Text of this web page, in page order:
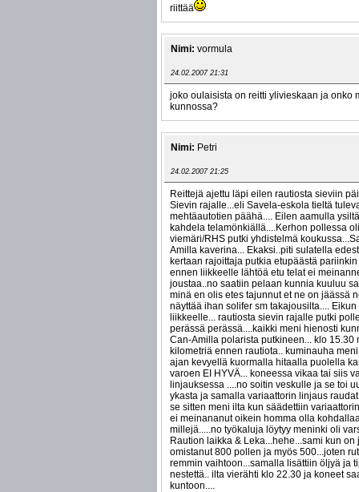
riittää
Nimi: vormula
24.02.2007 21:31
joko oulaisista on reitti ylivieskaan ja onko
kunnossa?
Nimi: Petri
24.02.2007 21:25
Reittejä ajettu läpi eilen rautiosta sieviin
Sievin rajalle...eli Savela-eskola tieltä
mehtäautotien päähä.... Eilen aamulla
kahdela telamönkiällä....Kerhon pollessa
viemäri/RHS putki yhdistelmä
Amilla kaverina... Ekaksi..piti sulatella
kertaan rajoittaja putkia etupäästä
ennen liikkeelle lähtöä etu telat ei
joustaa..no saatiin pelaan kunnia kuuluu
minä en olis etes tajunnut et ne on jäässä
näyttää ihan solifer sm takajousilta.... Eikun
liikkeelle... rautiosta sievin rajalle putki
perässä perässä....kaikki meni hienosti
Can-Amilla polarista putkineen... klo 15.30
kilometriä ennen rautiota.. kuminauha
ajan kevyellä kuormalla hitaalla puolella
varoen EI HYVÄ... koneessa vikaa tai siis
linjauksessa ....no soitin veskulle ja se toi
ykasta ja samalla variaattorin linjaus
se sitten meni ilta kun säädettiin
ei meinananut oikein homma olla
millejä.....no työkaluja löytyy meninki oli
Raution laikka & Leka...hehe...sami kun on
omistanut 800 pollen ja myös 500...joten
remmin vaihtoon...samalla lisättiin öljyä ja
nestettä.. ilta vierähti klo 22.30 ja koneet
kuntoon....